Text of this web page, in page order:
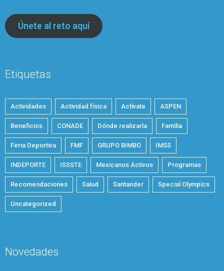
Únete al reto aquí
Etiquetas
Actividades Actividad física Actívate ASPEN
Beneficios CONADE Dónde realizarla Familia
Feria Deportiva FMF GRUPO BIMBO IMSS
INDEPORTE ISSSTE Mexicanos Activos Programas
Recomendaciones Salud Santander Special Olympics
Uncategorized
Novedades